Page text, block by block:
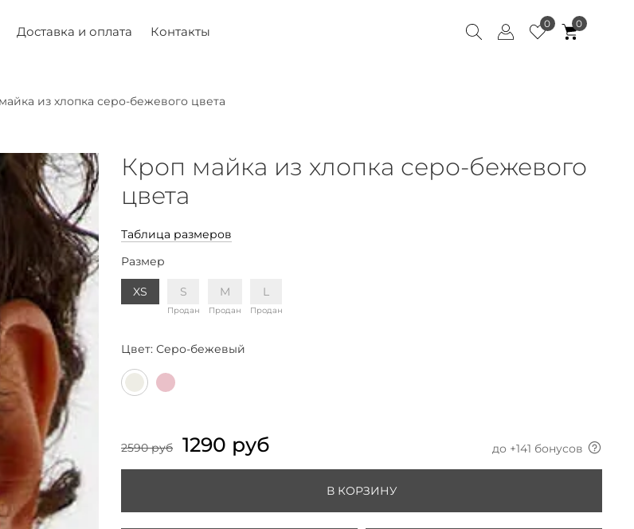
Доставка и оплата Контакты
0 0
из хлопка серо-бежевого цвета
Кроп майка из хлопка серо-бежевого
цвета
Таблица размеров
Размер
XS S
Продан
M
Продан
L
Продан
Цвет: Серо-бежевый
2590 руб 1290 руб до +141 бонусов
В КОРЗИНУ